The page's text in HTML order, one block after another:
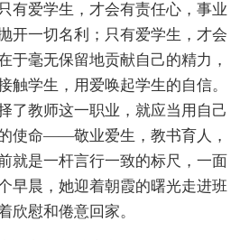
有爱学生，才会有责任心，事业
开一切名利；只有爱学生，才会
于毫无保留地贡献自己的精力，
触学生，用爱唤起学生的自信。
了教师这一职业，就应当用自己
使命——敬业爱生，教书育人，
就是一杆言行一致的标尺，一面
早晨，她迎着朝霞的曙光走进班
欣慰和倦意回家。